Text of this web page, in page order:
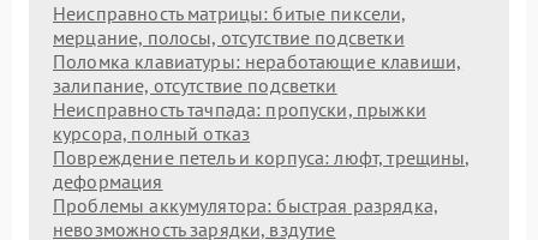
Неисправность матрицы: битые пиксели,
мерцание, полосы, отсутствие подсветки
Поломка клавиатуры: неработающие клавиши,
залипание, отсутствие подсветки
Неисправность тачпада: пропуски, прыжки
курсора, полный отказ
Повреждение петель и корпуса: люфт, трещины,
деформация
Проблемы аккумулятора: быстрая разрядка,
невозможность зарядки, вздутие